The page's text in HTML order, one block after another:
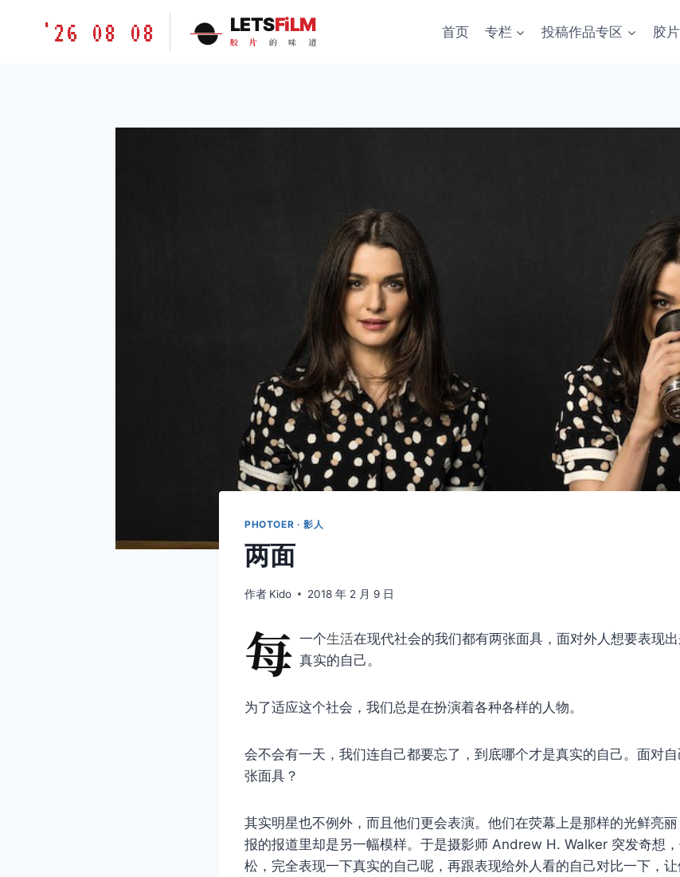
胶'26 08 08 LETSFiLM
胶 片 的 味 道
首页 专栏 投稿作品专区 胶
PHOTOER · 影人
两面
作者 Kido 2018 年 2 月 9 日
每 一个生活在现代社会的我们都有两张面具，面对外人想要表现
真实的自己。
为了适应这个社会，我们总是在扮演着各种各样的人物。
会不会有一天，我们连自己都要忘了，到底哪个才是真实的自己。面对
张面具？
其实明星也不例外，而且他们更会表演。他们在荧幕上是那样的光鲜亮
报的报道里却是另一幅模样。于是摄影师 Andrew H. Walker 突发奇想
松，完全表现一下真实的自己呢，再跟表现给外人看的自己对比一下，